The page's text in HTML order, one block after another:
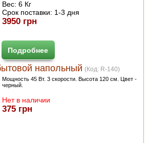
Вес:6 Кг
Срок поставки: 1-3 дня
3950 грн
Подробнее
напольный (Код: R-140)
Мощность 45 Вт. 3 скорости. Высота 120 см. Цвет -
черный.
Нет в наличии
375 грн